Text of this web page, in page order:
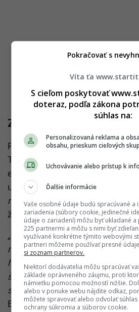
Znepokojenie Francúzska
Rezignácia Maria Draghiho z
Talianska znepokojuje aj
európske záležitosti Laurence
uvádza, že podľa nej sa teraz
neistoty“.Francúzska
že Európa stráca jeden zo
„Talianskosa chystá vstúpiť do
možno menej stabilné než
hold Mariovi Draghimu,
ktorý je
štátnikom a partnerom
sa nám dobre. Je pilierom
Booneová.
Víta ťa
S cieľom poskytovať
doteraz, podľa zákona
súhlas na:
Personalizovaná reklama a
obsahu, prieskum cieľových
Uchovávanie alebo prístup k
Ďalšie informácie
Vaše osobné údaje budú spracúvané a
zariadenia (súbory cookie, jedinečné
údaje o zariadení) môžu byť ukladané a
225 partnermi a môžu s nimi byť
využívané konkrétne týmito webovými
partneri môžeme používať presné
si zoznam partnerov.
Niektorí dodávatelia môžu spracúvať
základe oprávneného záujmu, proti
námietku pomocou možností nižšie.
alebo v ponuke webu nájdite odkaz,
môžete spravovať alebo odvolať súhlas
ochrany súkromia a súborov cookie.
Pokračovať s